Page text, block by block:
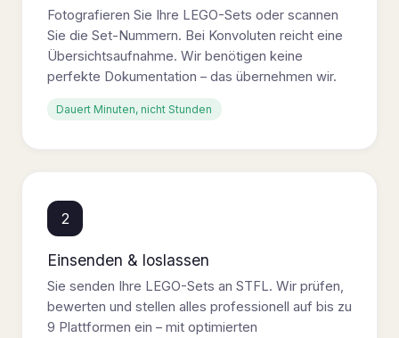
Fotografieren Sie Ihre LEGO-Sets oder scannen
Sie die Set-Nummern. Bei Konvoluten reicht eine
Übersichtsaufnahme. Wir benötigen keine
perfekte Dokumentation – das übernehmen wir.
Dauert Minuten, nicht Stunden
2
Einsenden & loslassen
Sie senden Ihre LEGO-Sets an STFL. Wir prüfen,
bewerten und stellen alles professionell auf bis zu
9 Plattformen ein – mit optimierten